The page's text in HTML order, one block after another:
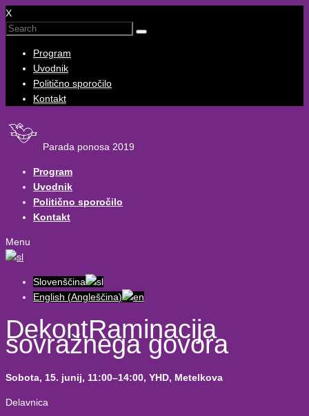
X
Program
Uvodnik
Politično sporočilo
Kontakt
Parada ponosa 2019
Program
Uvodnik
Politično sporočilo
Kontakt
Menu
Slovenščina
English (Angleščina)
DekontRaminacija
sovražnega govora
Sobota, 15. junij, 11:00–14:00, YHD, Metelkova
Delavnica